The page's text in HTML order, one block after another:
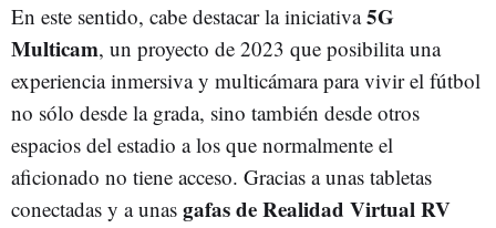
En este sentido, cabe destacar la iniciativa5G
Multicam, un proyecto de 2023 que posibilita una
experiencia inmersiva y multicámara para vivir el fútbol
no sólo desde la grada, sino también desde otros
espacios del estadio a los que normalmente el
aficionado no tiene acceso. Gracias a unas tabletas
conectadas y a unas gafas de Realidad Virtual RV